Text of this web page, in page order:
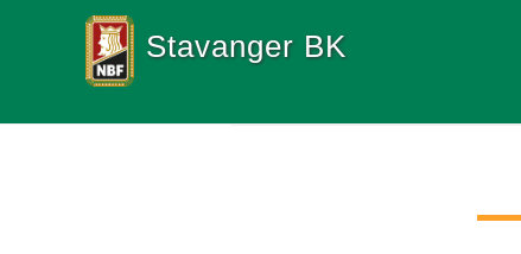
Stavanger BK